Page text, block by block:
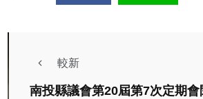
較新
南投縣議會第20屆第7次定期會